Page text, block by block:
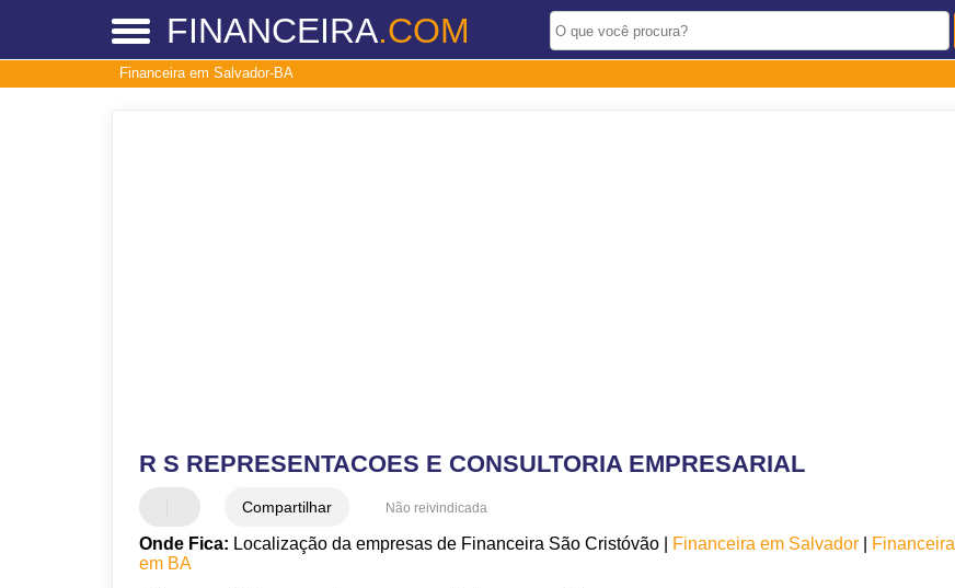
FINANCEIRA.COM
Financeira em Salvador-BA
R S REPRESENTACOES E CONSULTORIA EMPRESARIAL
Compartilhar Não reivindicada
Onde Fica: Localização da empresas de Financeira São Cristóvão | Financeira em Salvador
Financeira
em BA